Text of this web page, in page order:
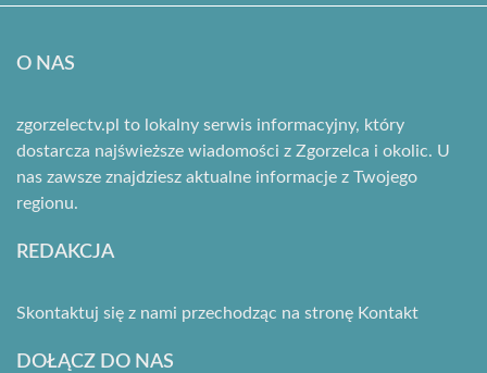
O NAS
zgorzelectv.pl to lokalny serwis informacyjny, który
dostarcza najświeższe wiadomości z Zgorzelca i okolic. U
nas zawsze znajdziesz aktualne informacje z Twojego
regionu.
REDAKCJA
Skontaktuj się z nami przechodząc na stronę Kontakt
DOŁĄCZ DO NAS